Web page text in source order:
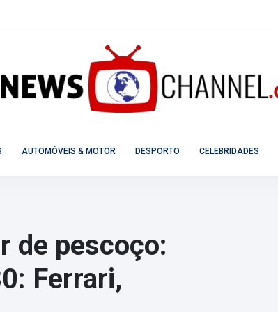
AUTOMÓVEIS & MOTOR DESPORTO CELEBRIDADES
de pescoço:
Ferrari,